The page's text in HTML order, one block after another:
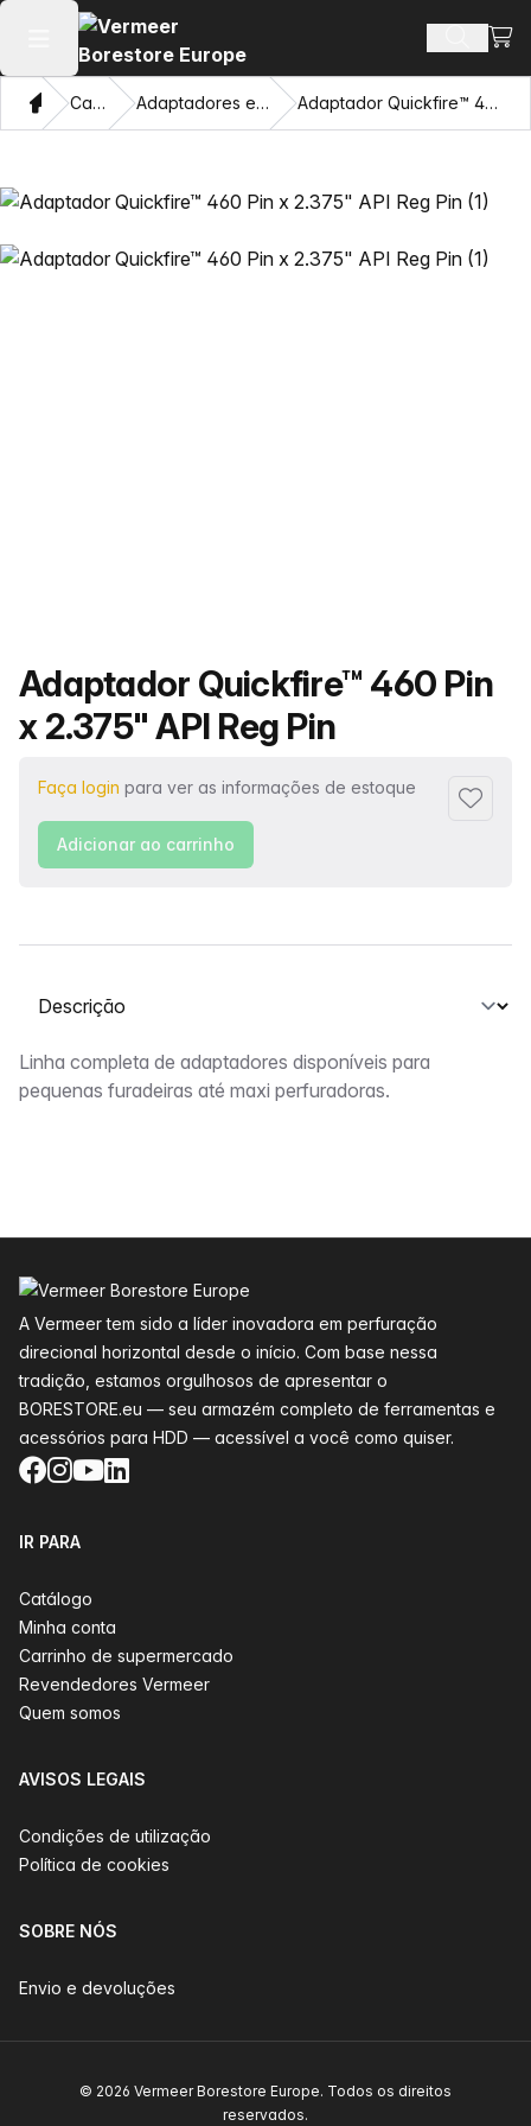
Abrir menu principal Busca
Ver
CasaCatálogo Adaptadores e Olhos Puxadores Adaptador Quickfire™ 460 Pin x 2.375" API Reg Pin
Nome do produto
Adaptador Quickfire™ 460 Pin
x 2.375" API Reg Pin
Faça login para ver as informações de estoque
Adicionar ao carrinho
Selecione uma guia
Descrição
Linha completa de adaptadores disponíveis para
pequenas furadeiras até maxi perfuradoras.
A Vermeer tem sido a líder inovadora em perfuração
direcional horizontal desde o início. Com base nessa
tradição, estamos orgulhosos de apresentar o
BORESTORE.eu — seu armazém completo de ferramentas e
acessórios para HDD — acessível a você como quiser.
Facebook
Instagram
YouTube
LinkedIn
IR PARA
Catálogo
Minha conta
Carrinho de supermercado
Revendedores Vermeer
Quem somos
AVISOS LEGAIS
Condições de utilização
Política de cookies
SOBRE NÓS
Envio e devoluções
© 2026 Vermeer Borestore Europe. Todos os direitos
reservados.